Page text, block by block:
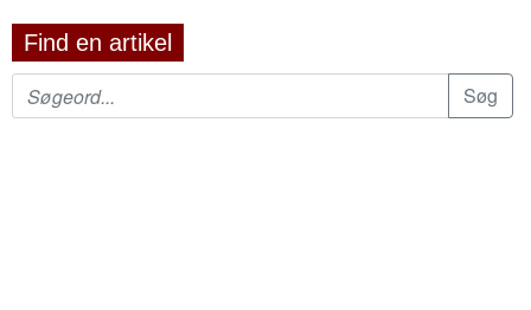
Find en artikel